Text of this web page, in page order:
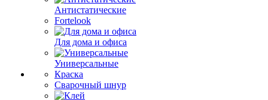
Антистатические
Fortelook
Для дома и офиса
Универсальные
Краска
Сварочный шнур